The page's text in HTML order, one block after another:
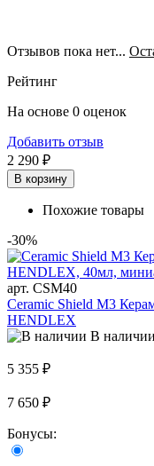
Отзывов пока нет...
Рейтинг
На основе 0 оценок
Добавить отзыв
2 290 ₽
В корзину
Похожие товары
-30%
арт. CSM40
Ceramic Shield M3
HENDLEX
В
5 355 ₽
7 650 ₽
Бонусы: